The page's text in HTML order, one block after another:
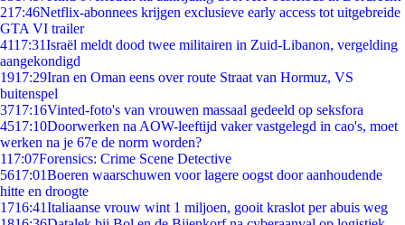
217:46Netflix-abonnees krijgen exclusieve early access tot uitgebreide
GTA VI trailer
4117:31Israël meldt dood twee militairen in Zuid-Libanon, vergelding
aangekondigd
1917:29Iran en Oman eens over route Straat van Hormuz, VS
buitenspel
3717:16Vinted-foto's van vrouwen massaal gedeeld op seksfora
4517:10Doorwerken na AOW-leeftijd vaker vastgelegd in cao's, moet
werken na je 67e de norm worden?
117:07Forensics: Crime Scene Detective
5617:01Boeren waarschuwen voor lagere oogst door aanhoudende
hitte en droogte
1716:41Italiaanse vrouw wint 1 miljoen, gooit kraslot per abuis weg